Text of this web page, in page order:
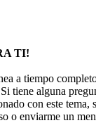
TI!
a tiempo
tiene alguna
con este tema,
o enviarme un